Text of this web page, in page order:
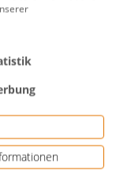
im